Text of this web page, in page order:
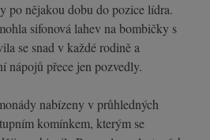
po nějakou dobu do pozice lídra.
sifonová lahev na bombičky s
se snad v každé rodině a
nápojů přece jen pozvedly.
nabízeny v průhledných
komínkem, kterým se